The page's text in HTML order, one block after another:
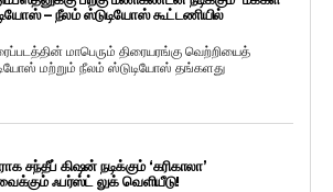
– நீலம் ஸ்டுடியோஸ் கூட்டணியில்
மாபெரும் திரையரங்கு வெற்றியைத்
மற்றும் நீலம் ஸ்டுடியோஸ் தங்களது
சந்தீப் கிஷன் நடிக்கும் ‘கரிகாலா’
ஃபர்ஸ்ட் லுக் வெளியீடு!